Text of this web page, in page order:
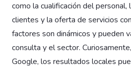
como la cualificación del
clientes y la oferta de servicios
factores son dinámicos y pueden
consulta y el sector.
Google, los resultados locales